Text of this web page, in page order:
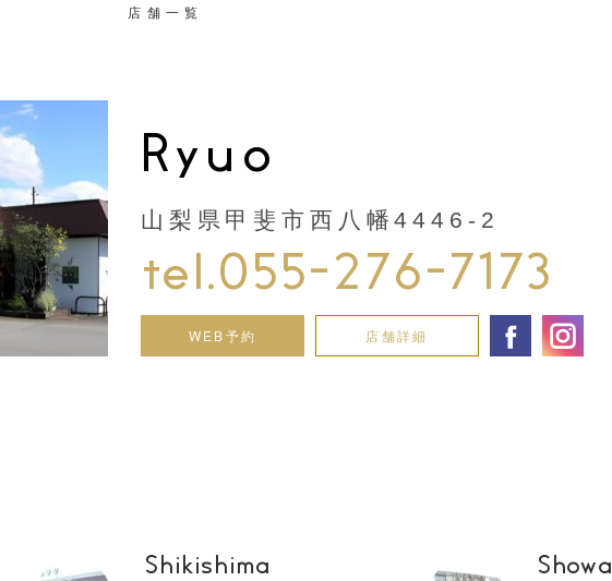
店舗一覧
Ryuo
山梨県甲斐市西八幡4446-2
tel.055-276-7173
WEB予約 店舗詳細
Shikishima Showa